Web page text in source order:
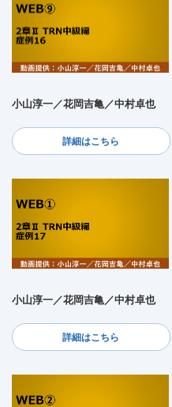
小山淳一／花岡吉亀／中村卓也
詳細はこちら
小山淳一／花岡吉亀／中村卓也
詳細はこちら